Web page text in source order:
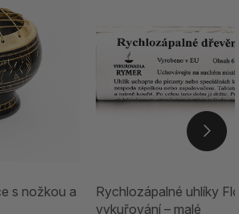
s nožkou a
Rychlozápalné uhlíky
vykuřování – malé